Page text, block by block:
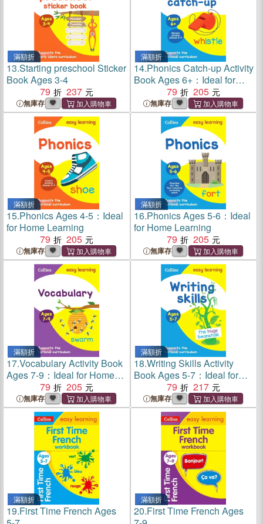
滿額折
13.Starting preschool Sticker
Book Ages 3-4
79
237
無庫存
滿額折
14.Phonics Catch-up Activity
Book Ages 6+：Ideal for
Home Learning
79 205
無庫存
滿額折
15.Phonics Ages 4-5：Ideal
for Home Learning
79
205
無庫存
滿額折
16.Phonics Ages 5-6：Ideal
for Home Learning
79
205
無庫存
滿額折
17.Vocabulary Activity Book
Ages 7-9：Ideal for Home
Learning79 205
無庫存
滿額折
18.Writing Skills Activity
Book Ages 5-7：Ideal for
Home Learning
79 217
無庫存
滿額折
19.First Time French Ages
滿額折
20.First Time French Ages